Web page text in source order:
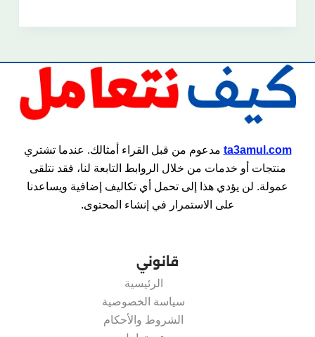
ta3amul.com مدعوم من قبل القراء أمثالك. عندما تشتري
منتجات أو خدمات من خلال الروابط التابعة لنا، فقد نتلقى
عمولة. لن يؤدي هذا إلى تحمل أي تكاليف إضافية ويساعدنا
على الاستمرار في إنشاء المحتوى.
قانوني
الرئيسية
سياسة الخصوصية
الشروط والأحكام